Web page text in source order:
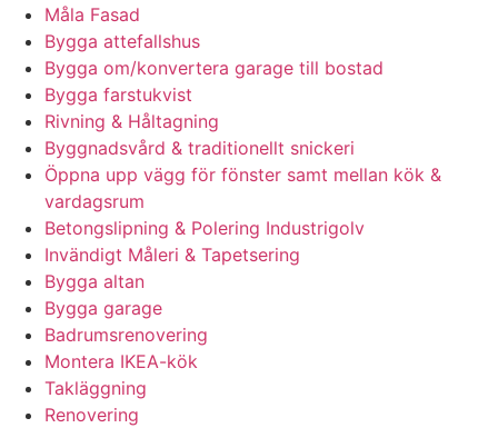
Måla Fasad
Bygga attefallshus
Bygga om/konvertera garage till bostad
Bygga farstukvist
Rivning & Håltagning
Byggnadsvård & traditionellt snickeri
Öppna upp vägg för fönster samt mellan kök &
vardagsrum
Betongslipning & Polering Industrigolv
Invändigt Måleri & Tapetsering
Bygga altan
Bygga garage
Badrumsrenovering
Montera IKEA-kök
Takläggning
Renovering